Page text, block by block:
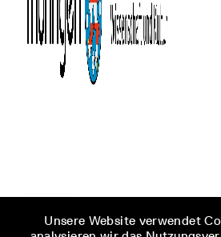
Unsere Website verwendet